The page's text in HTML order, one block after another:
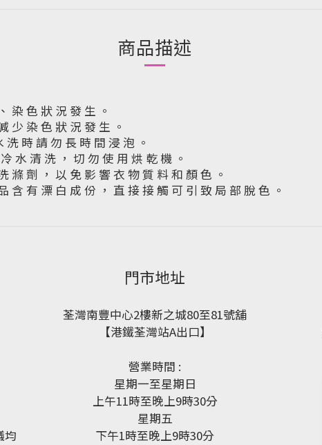
商品描述
染 色 狀 況 發 生 。
少 染 色 狀 況 發 生 。
時 請 勿 長 時 間 浸 泡 。
水 清 洗 ， 切 勿 使 用 烘 乾 機 。
劑 ， 以 免 影 響 衣 物 質 料 和 顏 色 。
有 漂 白 成 份 ， 直 接 接 觸 可 引 致 局 部 脫 色 。
均
門市地址
荃灣南豐中心2樓新之城80至81號舖
【港鐵荃灣站A出口】
營業時間 :
星期一至星期日
上午11時至晚上9時30分
星期五
下午1時至晚上9時30分